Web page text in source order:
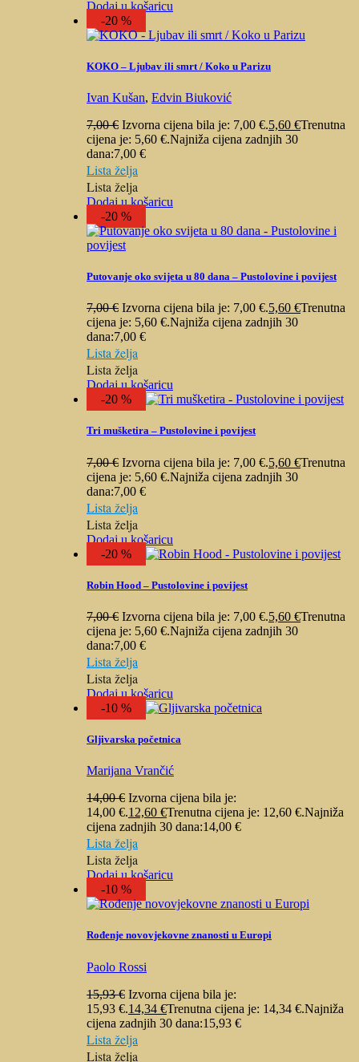
Dodaj u košaricu
-20 %
KOKO – Ljubav ili smrt / Koko u Parizu
Ivan Kušan, Edvin Biuković
7,00€ Izvorna cijena bila je: 7,00 €.5,60 €Trenutna
cijena je: 5,60 €.Najniža cijena zadnjih 30
dana:7,00 €
Lista želja
Lista želja
Dodaj u košaricu
-20 %
Putovanje oko svijeta u 80 dana – Pustolovine i povijest
7,00€ Izvorna cijena bila je: 7,00 €.5,60 €Trenutna
cijena je: 5,60 €.Najniža cijena zadnjih 30
dana:7,00 €
Lista želja
Lista želja
Dodaj u košaricu
-20 %
Tri mušketira – Pustolovine i povijest
7,00€ Izvorna cijena bila je: 7,00 €.5,60 €Trenutna
cijena je: 5,60 €.Najniža cijena zadnjih 30
dana:7,00 €
Lista želja
Lista želja
Dodaj u košaricu
-20 %
Robin Hood – Pustolovine i povijest
7,00€ Izvorna cijena bila je: 7,00 €.5,60 €Trenutna
cijena je: 5,60 €.Najniža cijena zadnjih 30
dana:7,00 €
Lista želja
Lista želja
Dodaj u košaricu
-10 %
Gljivarska početnica
Marijana Vrančić
14,00€ Izvorna cijena bila je:
14,00 €.12,60 €Trenutna cijena je: 12,60 €.Najniža
cijena zadnjih 30 dana:14,00 €
Lista želja
Lista želja
Dodaj u košaricu
-10 %
Rođenje novovjekovne znanosti u Europi
Paolo Rossi
15,93€ Izvorna cijena bila je:
15,93 €.14,34 €Trenutna cijena je: 14,34 €.Najniža
cijena zadnjih 30 dana:15,93 €
Lista želja
Lista želja